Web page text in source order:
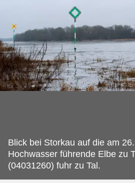
Blick bei Storkau auf die am 26.
Hochwasser führende Elbe zu
(04031260) fuhr zu Tal.